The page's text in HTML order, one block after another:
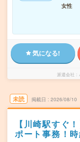
女性
気になる!
派遣会社
未読 掲載日 2026/08/10
【川崎駅すぐ
ポート事務！